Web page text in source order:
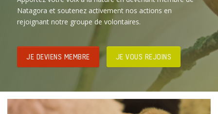
Natagora et soutenez activement nos actions en
rejoignant notre groupe de volontaires.
JE DEVIENS MEMBRE JE VOUS REJOINS